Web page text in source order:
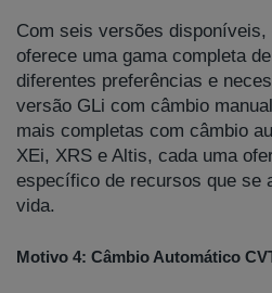
Com seis versões disponíveis,
oferece uma gama completa
diferentes preferências e
versão GLi com câmbio
mais completas com câmbio
XEi, XRS e Altis, cada uma
específico de recursos que se
vida.
Motivo 4: Câmbio Automático